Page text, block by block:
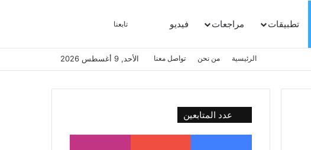
تطبيقات مراجعات فيديو تابعنا
الأحد, 9 أغسطس 2026 الرئيسية من نحن تواصل معنا
عدد المتابعين